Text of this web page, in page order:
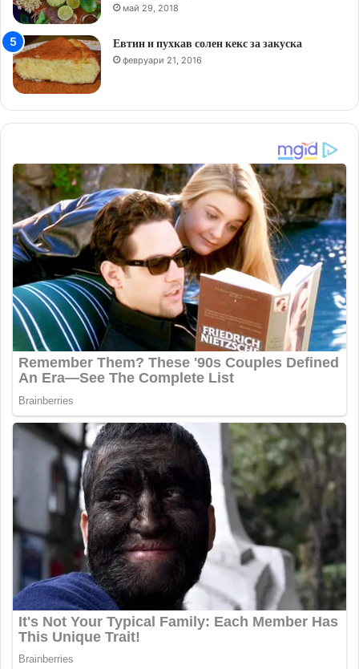
май 29, 2018
Евтин и пухкав солен кекс за закуска
февруари 21, 2016